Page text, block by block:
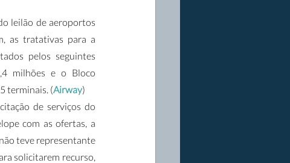
leilão de aeroportos
as tratativas para a
pelos seguintes
milhões e o Bloco
terminais. (Airway)
de serviços do
com as ofertas, a
teve representante
solicitarem recurso,